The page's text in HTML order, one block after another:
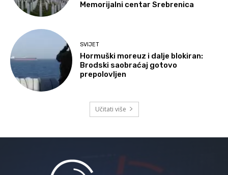
Memorijalni centar Srebrenica
SVIJET
Hormuški moreuz i dalje blokiran:
Brodski saobraćaj gotovo
prepolovljen
Učitati više